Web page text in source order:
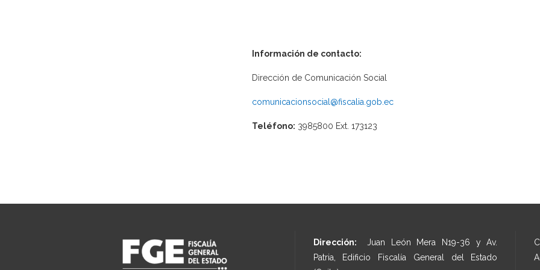
Información de contacto:
Dirección de Comunicación Social
comunicacionsocial@fiscalia.gob.ec
Teléfono: 3985800 Ext. 173123
Dirección: Juan León Mera N19-36 y Av.
Patria, Edificio Fiscalía General del Estado